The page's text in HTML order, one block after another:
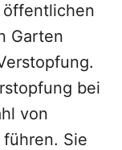
Garten
bei
von
Sie